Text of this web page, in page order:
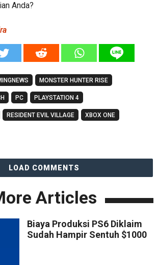
Anda?
MONSTER HUNTER RISE
PC PLAYSTATION 4
RESIDENT EVIL VILLAGE XBOX ONE
LOAD COMMENTS
Articles
Biaya Produksi PS6 Diklaim
Sudah Hampir Sentuh $1000